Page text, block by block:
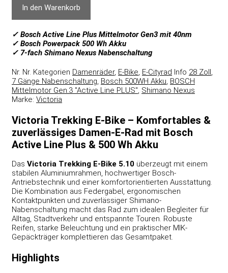
In den Warenkorb
✓ Bosch Active Line Plus Mittelmotor Gen3 mit 40nm
✓ Bosch Powerpack 500 Wh Akku
✓ 7-fach Shimano Nexus Nabenschaltung
Nr. Nr. Kategorien Damenräder, E-Bike, E-Cityrad Info 28 Zoll,
7 Gänge Nabenschaltung, Bosch 500WH Akku, BOSCH
Mittelmotor Gen.3 "Active Line PLUS", Shimano Nexus
Marke: Victoria
Victoria Trekking E-Bike – Komfortables &
zuverlässiges Damen-E-Rad mit Bosch
Active Line Plus & 500 Wh Akku
Das Victoria Trekking E-Bike 5.10 überzeugt mit einem
stabilen Aluminiumrahmen, hochwertiger Bosch-
Antriebstechnik und einer komfortorientierten Ausstattung.
Die Kombination aus Federgabel, ergonomischen
Kontaktpunkten und zuverlässiger Shimano-
Nabenschaltung macht das Rad zum idealen Begleiter für
Alltag, Stadtverkehr und entspannte Touren. Robuste
Reifen, starke Beleuchtung und ein praktischer MIK-
Gepäckträger komplettieren das Gesamtpaket.
Highlights